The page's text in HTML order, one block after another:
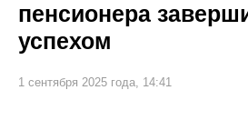
пенсионера
успехом
1 сентября 2025 года, 14:41